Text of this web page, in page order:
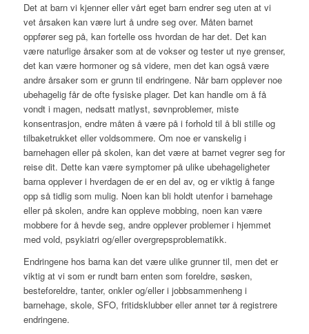
Det at barn vi kjenner eller vårt eget barn endrer seg uten at vi
vet årsaken kan være lurt å undre seg over. Måten barnet
oppfører seg på, kan fortelle oss hvordan de har det. Det kan
være naturlige årsaker som at de vokser og tester ut nye grenser,
det kan være hormoner og så videre, men det kan også være
andre årsaker som er grunn til endringene. Når barn opplever noe
ubehagelig får de ofte fysiske plager. Det kan handle om å få
vondt i magen, nedsatt matlyst, søvnproblemer, miste
konsentrasjon, endre måten å være på i forhold til å bli stille og
tilbaketrukket eller voldsommere. Om noe er vanskelig i
barnehagen eller på skolen, kan det være at barnet vegrer seg for
reise dit. Dette kan være symptomer på ulike ubehageligheter
barna opplever i hverdagen de er en del av, og er viktig å fange
opp så tidlig som mulig. Noen kan bli holdt utenfor i barnehage
eller på skolen, andre kan oppleve mobbing, noen kan være
mobbere for å hevde seg, andre opplever problemer i hjemmet
med vold, psykiatri og/eller overgrepsproblematikk.
Endringene hos barna kan det være ulike grunner til, men det er
viktig at vi som er rundt barn enten som foreldre, søsken,
besteforeldre, tanter, onkler og/eller i jobbsammenheng i
barnehage, skole, SFO, fritidsklubber eller annet tør å registrere
endringene.